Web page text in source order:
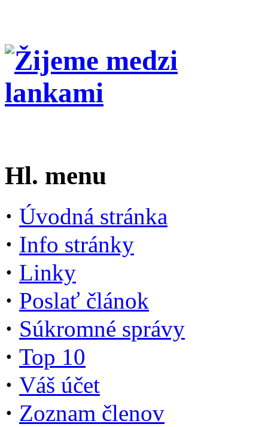
Hl. menu
· Úvodná stránka
· Info stránky
· Linky
· Poslať článok
· Súkromné správy
· Top 10
· Váš účet
· Zoznam členov